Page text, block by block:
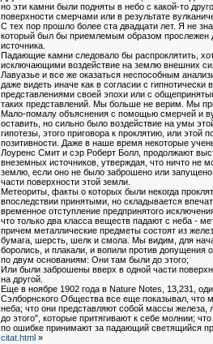
но эти камни были подняты в небо с какой-то
поверхности смерчами или в результате
С тех пор прошло более ста двадцати лет. Я не
который был бы приемлемым образом прослежен
источника.
Падающие камни следовало бы распроклятить,
исключающими воздействие на землю внешних
Лавуазье и все же оказаться неспособным
даже видеть иначе как в согласии с
представлениями своей эпохи или с
таких представлений. Мы больше не верим. Мы
Мало-помалу объяснения с помощью смерчей и
оставить, но сильно было воздействие на умы
гипотезы, этого приговора к проклятию, или этой
позитивности. Даже в наше время некоторые
Лоуренс Смит и сэр Роберт Болл, продолжают
внеземных источников, утверждая, что ничто не
землю, если оно не было заброшено или запущено
части поверхности этой земли.
Метеориты, факты о которых были некогда
впоследствии принятыми, но складывается
временное отступление предпринятого
что только два класса веществ падают с неба -
причем металлические предметы состоят из
бумага, шерсть, шелк и смола. Мы видим, для
боролись, и плакали, и вопили против допущения
по двум основаниям: Они там были до этого;
Или были заброшены вверх в одной части
на другой.
Еще в ноябре 1902 года в Nature Notes, 13,231,
Сэлборнского Общества все еще показывал, что
неба; что они представляют собой массы
до этого", которые притягивают к себе молнии;
по ошибке принимают за падающий светящийся
citat.html »